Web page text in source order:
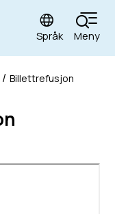
Språk Meny
Billettrefusjon